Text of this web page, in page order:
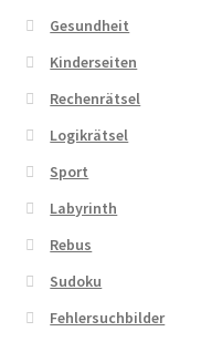
Gesundheit
Kinderseiten
Rechenrätsel
Logikrätsel
Sport
Labyrinth
Rebus
Sudoku
Fehlersuchbilder